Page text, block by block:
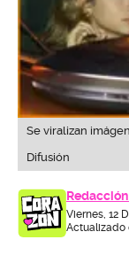
Se viralizan
Difusión
Viernes, 12
Actualizado